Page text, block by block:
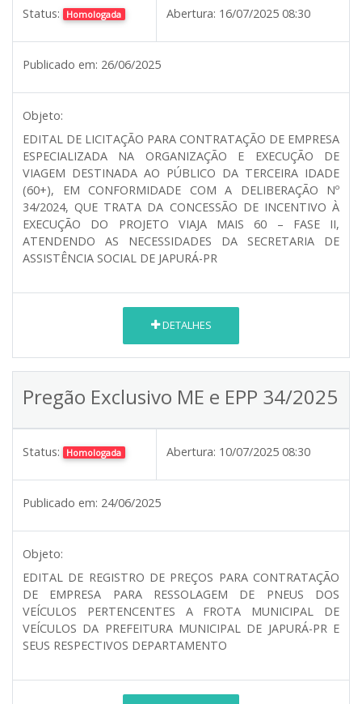
Status: Homologada Abertura: 16/07/2025 08:30
Publicado em: 26/06/2025
Objeto:
EDITAL DE LICITAÇÃO PARA CONTRATAÇÃO DE EMPRESA
ESPECIALIZADA NA ORGANIZAÇÃO E EXECUÇÃO DE
VIAGEM DESTINADA AO PÚBLICO DA TERCEIRA IDADE
(60+), EM CONFORMIDADE COM A DELIBERAÇÃO Nº
34/2024, QUE TRATA DA CONCESSÃO DE INCENTIVO À
EXECUÇÃO DO PROJETO VIAJA MAIS 60 – FASE II,
ATENDENDO AS NECESSIDADES DA SECRETARIA DE
ASSISTÊNCIA SOCIAL DE JAPURÁ-PR
DETALHES
Pregão Exclusivo ME e EPP 34/2025
Status: Homologada Abertura: 10/07/2025 08:30
Publicado em: 24/06/2025
Objeto:
EDITAL DE REGISTRO DE PREÇOS PARA CONTRATAÇÃO
DE EMPRESA PARA RESSOLAGEM DE PNEUS DOS
VEÍCULOS PERTENCENTES A FROTA MUNICIPAL DE
VEÍCULOS DA PREFEITURA MUNICIPAL DE JAPURÁ-PR E
SEUS RESPECTIVOS DEPARTAMENTO